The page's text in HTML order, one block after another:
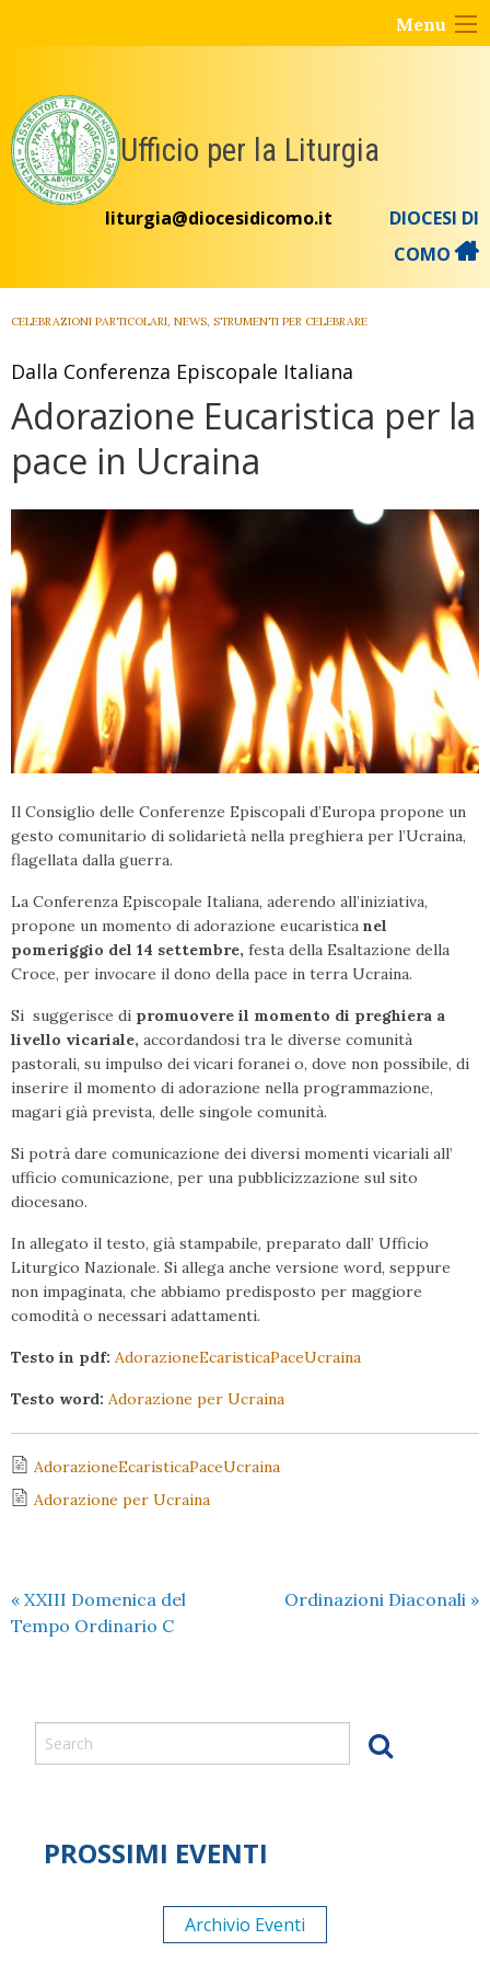
Menu
Ufficio per la Liturgia
liturgia@diocesidicomo.it
DIOCESI DI
COMO
CELEBRAZIONI PARTICOLARI, NEWS, STRUMENTI PER CELEBRARE
Dalla Conferenza Episcopale Italiana
Adorazione Eucaristica per la
pace in Ucraina
Il Consiglio delle Conferenze Episcopali d’Europa propone un
gesto comunitario di solidarietà nella preghiera per l’Ucraina,
flagellata dalla guerra.
La Conferenza Episcopale Italiana, aderendo all’iniziativa,
propone un momento di adorazione eucaristica nel
pomeriggio del 14 settembre, festa della Esaltazione della
Croce, per invocare il dono della pace in terra Ucraina.
Si suggerisce di promuovere il momento di preghiera a
livello vicariale, accordandosi tra le diverse comunità
pastorali, su impulso dei vicari foranei o, dove non possibile, di
inserire il momento di adorazione nella programmazione,
magari già prevista, delle singole comunità.
Si potrà dare comunicazione dei diversi momenti vicariali all’
ufficio comunicazione, per una pubblicizzazione sul sito
diocesano.
In allegato il testo, già stampabile, preparato dall’ Ufficio
Liturgico Nazionale. Si allega anche versione word, seppure
non impaginata, che abbiamo predisposto per maggiore
comodità o necessari adattamenti.
Testo in pdf: AdorazioneEcaristicaPaceUcraina
Testo word: Adorazione per Ucraina
AdorazioneEcaristicaPaceUcraina
Adorazione per Ucraina
« XXIII Domenica del
Tempo Ordinario C
Ordinazioni Diaconali »
PROSSIMI EVENTI
Archivio Eventi